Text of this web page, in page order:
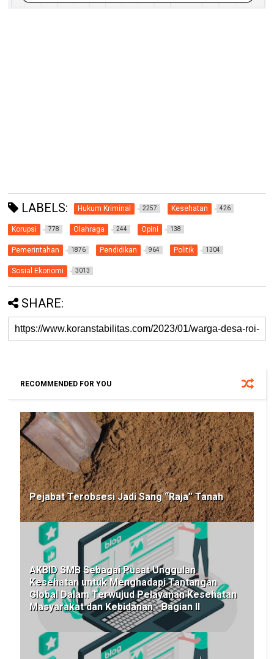
LABELS: Hukum Kriminal 2257 Kesehatan 426
Korupsi 778 Olahraga 244 Opini 138
Pemerintahan 1876 Pendidikan 964 Politik 1304
Sosial Ekonomi 3013
SHARE:
RECOMMENDED FOR YOU
Pejabat Terobsesi Jadi Sang “Raja” Tanah
AKBID SMB Sebagai Pusat Unggulan
Kesehatan untuk Menghadapi Tantangan
Global Dalam Terwujud Pelayanan Kesehatan
Masyarakat dan Kebidanan - Bagian II